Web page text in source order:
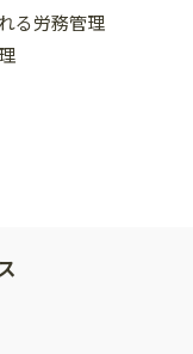
る労務管理